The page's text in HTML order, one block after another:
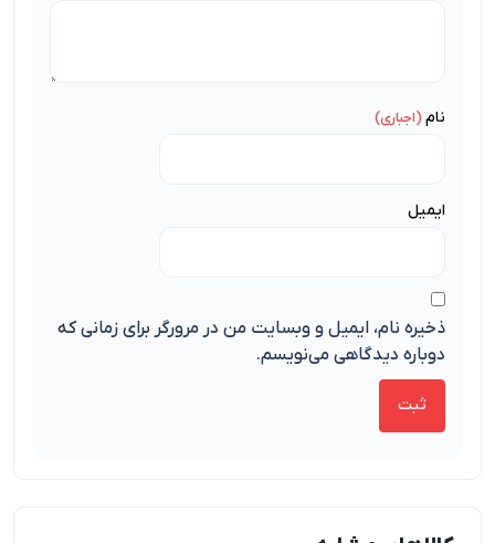
نام
ایمیل
ذخیره نام، ایمیل و وبسایت من در مرورگر برای زمانی که
دوباره دیدگاهی می‌نویسم.